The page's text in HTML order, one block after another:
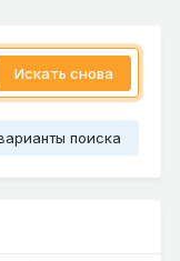
Искать снова
поиска